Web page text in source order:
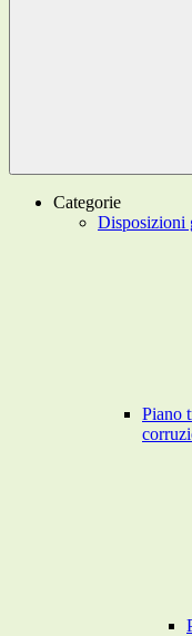
Categorie
Disposizioni
Piano